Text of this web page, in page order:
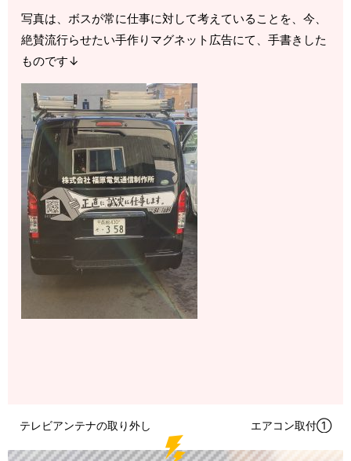
写真は、ボスが常に仕事に対して考えていることを、今、
絶賛流行らせたい手作りマグネット広告にて、手書きした
ものです↓
テレビアンテナの取り外し エアコン取付①